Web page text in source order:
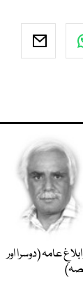
ابلاغِ عامہ (دوسرا اور